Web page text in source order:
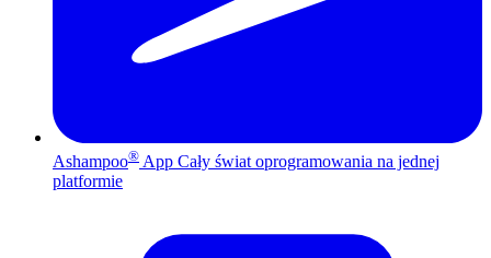
Ashampoo® App Cały świat oprogramowania na jednej
platformie